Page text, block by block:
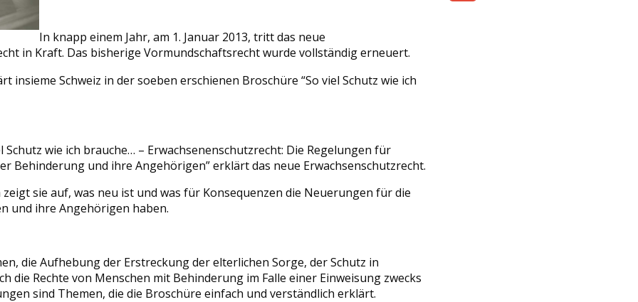
In knapp einem Jahr, am 1. Januar 2013, tritt das neue
in Kraft. Das bisherige Vormundschaftsrecht wurde vollständig erneuert.
insieme Schweiz in der soeben erschienen Broschüre “So viel Schutz wie ich
Schutz wie ich brauche… – Erwachsenenschutzrecht: Die Regelungen für
Behinderung und ihre Angehörigen” erklärt das neue Erwachsenschutzrecht.
sie auf, was neu ist und was für Konsequenzen die Neuerungen für die
und ihre Angehörigen haben.
die Aufhebung der Erstreckung der elterlichen Sorge, der Schutz in
die Rechte von Menschen mit Behinderung im Falle einer Einweisung zwecks
sind Themen, die die Broschüre einfach und verständlich erklärt.